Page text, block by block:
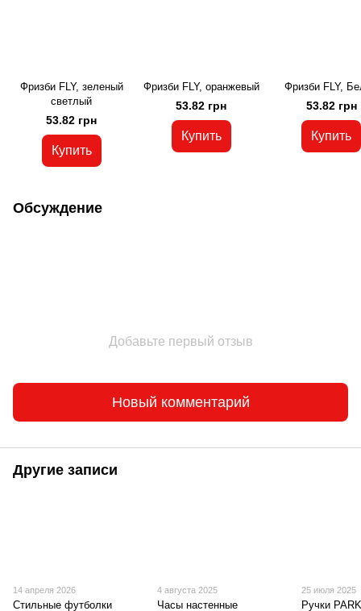
Фризби FLY, зеленый
светлый
53.82 грн
Купить
Фризби FLY, оранжевый
53.82 грн
Купить
Фризби FLY,
53.82 грн
Купить
Обсуждение
Добавьте первый отзыв
Новый комментарий
Другие записи
14 апреля 2026
Стильные футболки
4 августа 2025
Часы настенные
25 июля 2025
Ручки